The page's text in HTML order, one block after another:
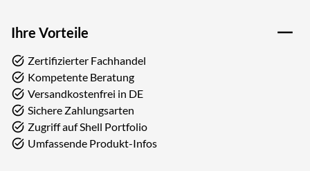
Ihre Vorteile
Zertifizierter Fachhandel
Kompetente Beratung
Versandkostenfrei in DE
Sichere Zahlungsarten
Zugriff auf Shell Portfolio
Umfassende Produkt-Infos